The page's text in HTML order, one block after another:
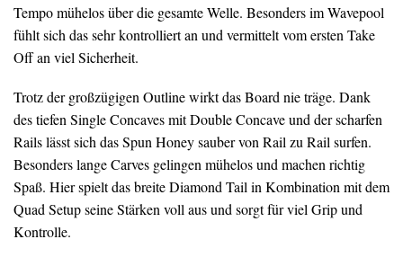
Tempo mühelos über die gesamte Welle. Besonders im Wavepool
fühlt sich das sehr kontrolliert an und vermittelt vom ersten Take
Off an viel Sicherheit.
Trotz der großzügigen Outline wirkt das Board nie träge. Dank
des tiefen Single Concaves mit Double Concave und der scharfen
Rails lässt sich das Spun Honey sauber von Rail zu Rail surfen.
Besonders lange Carves gelingen mühelos und machen richtig
Spaß. Hier spielt das breite Diamond Tail in Kombination mit dem
Quad Setup seine Stärken voll aus und sorgt für viel Grip und
Kontrolle.